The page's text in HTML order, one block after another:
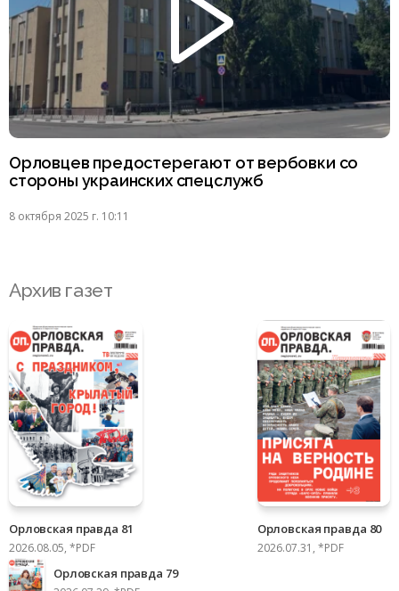
Орловцев предостерегают от вербовки со
стороны украинских спецслужб
8 октября 2025 г. 10:11
Архив газет
Орловская правда 81
2026.08.05, *PDF
Орловская правда 80
2026.07.31, *PDF
Орловская правда 79